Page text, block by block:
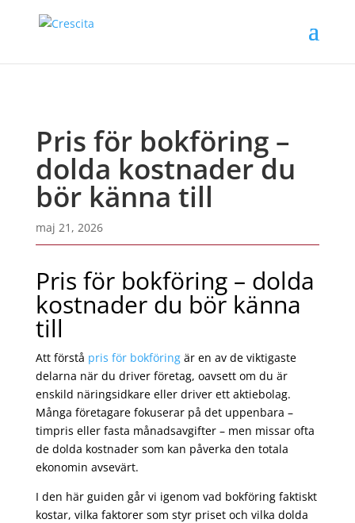
Pris för bokföring –
dolda kostnader du
bör känna till
maj 21, 2026
Pris för bokföring – dolda
kostnader du bör känna
till
Att förstå pris för bokföringär en av de viktigaste
delarna när du driver företag, oavsett om du är
enskild näringsidkare eller driver ett aktiebolag.
Många företagare fokuserar på det uppenbara –
timpris eller fasta månadsavgifter – men missar ofta
de dolda kostnader som kan påverka den totala
ekonomin avsevärt.
I den här guiden går vi igenom vad bokföring faktiskt
kostar, vilka faktorer som styr priset och vilka dolda